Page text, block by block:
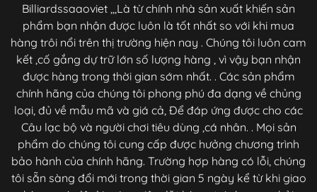
Billiardssaaoviet ,,,Là từ chính nhà sản xuất khiến sản
phẩm bạn nhận được luôn là tốt nhất so với khi mua
hàng trôi nổi trên thị trường hiện nay . Chúng tôi luôn cam
kết ,cố gắng dự trữ lớn số lượng hàng , vì vậy bạn nhận
được hàng trong thời gian sớm nhất. . Các sản phẩm
chính hãng của chúng tôi phong phú đa dạng về chủng
loại, đủ về mẫu mã và giá cả, Để đáp ứng được cho các
Câu lạc bộ và người chơi tiêu dùng ,cá nhân. . Mọi sản
phẩm do chúng tôi cung cấp được hưởng chương trình
bảo hành của chính hãng. Trường hợp hàng có lỗi, chúng
tôi sẵn sàng đổi mới trong thời gian 5 ngày kể từ khi giao